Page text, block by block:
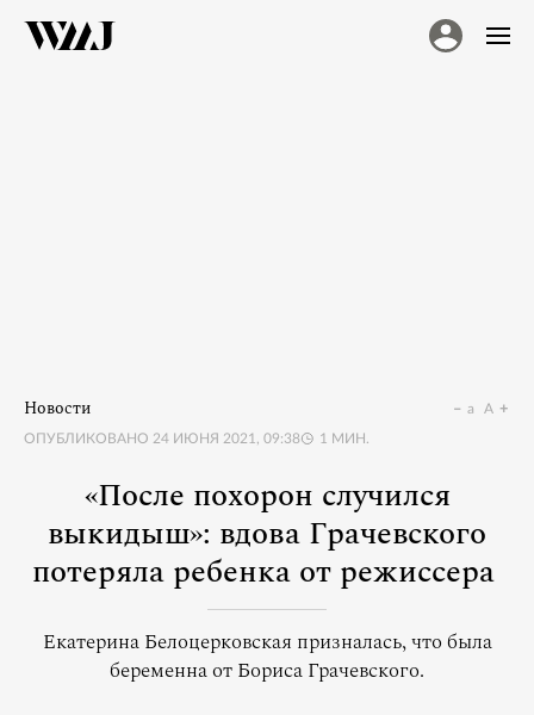
Новости
ОПУБЛИКОВАНО 24 ИЮНЯ 2021, 09:38 1 МИН.
a A
«После похорон случился
выкидыш»: вдова Грачевского
потеряла ребенка от режиссера
Екатерина Белоцерковская призналась, что была
беременна от Бориса Грачевского.